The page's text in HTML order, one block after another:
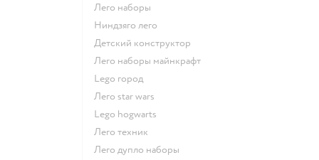
Лего наборы
Ниндзяго лего
Детский конструктор
Лего наборы майнкрафт
Lego город
Лего star wars
Lego hogwarts
Лего техник
Лего дупло наборы